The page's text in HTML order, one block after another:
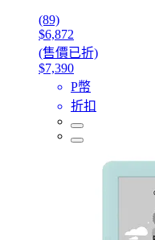
(89)
$6,872
(售價已折)
$7,390
P幣
折扣